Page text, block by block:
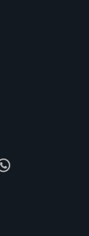
pagepage
x page
our